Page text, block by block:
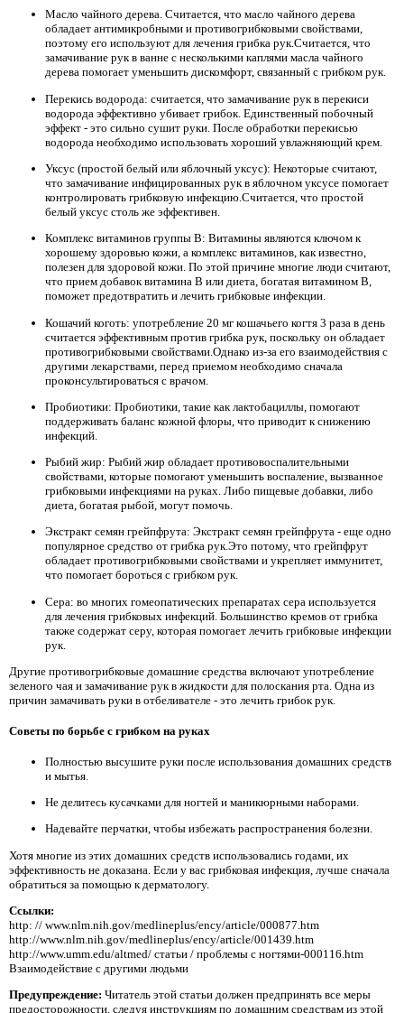
Масло чайного дерева. Считается, что масло чайного дерева
обладает антимикробными и противогрибковыми свойствами,
поэтому его используют для лечения грибка рук.Считается, что
замачивание рук в ванне с несколькими каплями масла чайного
дерева помогает уменьшить дискомфорт, связанный с грибком рук.
Перекись водорода: считается, что замачивание рук в перекиси
водорода эффективно убивает грибок. Единственный побочный
эффект - это сильно сушит руки. После обработки перекисью
водорода необходимо использовать хороший увлажняющий крем.
Уксус (простой белый или яблочный уксус): Некоторые считают,
что замачивание инфицированных рук в яблочном уксусе помогает
контролировать грибковую инфекцию.Считается, что простой
белый уксус столь же эффективен.
Комплекс витаминов группы В: Витамины являются ключом к
хорошему здоровью кожи, а комплекс витаминов, как известно,
полезен для здоровой кожи. По этой причине многие люди считают,
что прием добавок витамина B или диета, богатая витамином B,
поможет предотвратить и лечить грибковые инфекции.
Кошачий коготь: употребление 20 мг кошачьего когтя 3 раза в день
считается эффективным против грибка рук, поскольку он обладает
противогрибковыми свойствами.Однако из-за его взаимодействия с
другими лекарствами, перед приемом необходимо сначала
проконсультироваться с врачом.
Пробиотики: Пробиотики, такие как лактобациллы, помогают
поддерживать баланс кожной флоры, что приводит к снижению
инфекций.
Рыбий жир: Рыбий жир обладает противовоспалительными
свойствами, которые помогают уменьшить воспаление, вызванное
грибковыми инфекциями на руках. Либо пищевые добавки, либо
диета, богатая рыбой, могут помочь.
Экстракт семян грейпфрута: Экстракт семян грейпфрута - еще одно
популярное средство от грибка рук.Это потому, что грейпфрут
обладает противогрибковыми свойствами и укрепляет иммунитет,
что помогает бороться с грибком рук.
Сера: во многих гомеопатических препаратах сера используется
для лечения грибковых инфекций. Большинство кремов от грибка
также содержат серу, которая помогает лечить грибковые инфекции
рук.
Другие противогрибковые домашние средства включают употребление
зеленого чая и замачивание рук в жидкости для полоскания рта. Одна из
причин замачивать руки в отбеливателе - это лечить грибок рук.
Советы по борьбе с грибком на руках
Полностью высушите руки после использования домашних средств
и мытья.
Не делитесь кусачками для ногтей и маникюрными наборами.
Надевайте перчатки, чтобы избежать распространения болезни.
Хотя многие из этих домашних средств использовались годами, их
эффективность не доказана. Если у вас грибковая инфекция, лучше сначала
обратиться за помощью к дерматологу.
Ссылки:
http: // www.nlm.nih.gov/medlineplus/ency/article/000877.htm
http://www.nlm.nih.gov/medlineplus/ency/article/001439.htm
http://www.umm.edu/altmed/ статьи / проблемы с ногтями-000116.htm
Взаимодействие с другими людьми
Предупреждение: Читатель этой статьи должен предпринять все меры
предосторожности, следуя инструкциям по домашним средствам из этой